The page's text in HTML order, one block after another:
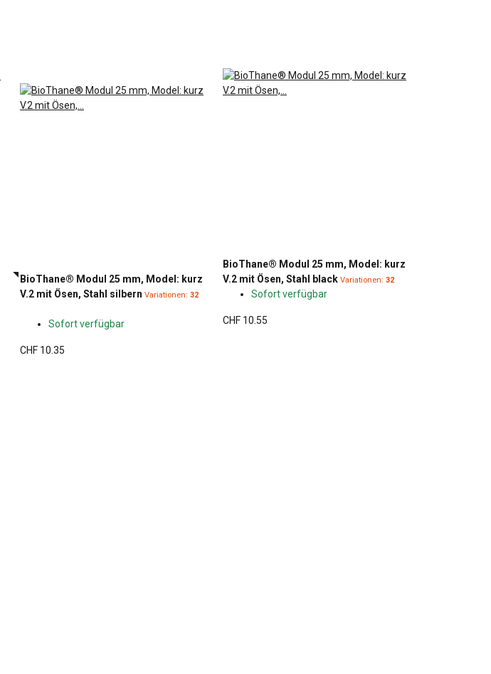
BioThane® Modul 25 mm, Model: kurz
V.2 mit Ösen, Stahl silbern Variationen: 32
Sofort verfügbar
CHF 10.35
BioThane® Modul 25 mm, Model: kurz
V.2 mit Ösen, Stahl black Variationen: 32
Sofort verfügbar
CHF 10.55